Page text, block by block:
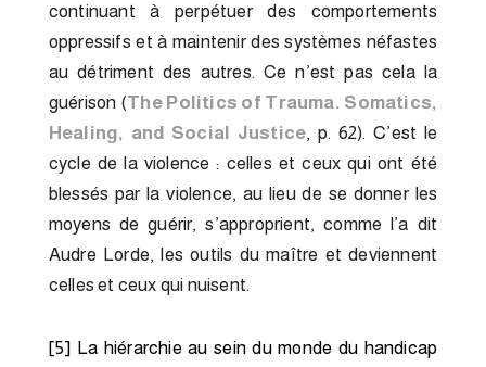
continuant à perpétuer des comportements
oppressifs et à maintenir des systèmes néfastes
au détriment des autres. Ce n’est pas cela la
guérison (The Politics of Trauma. Somatics,
Healing, and Social Justice, p. 62). C’est le
cycle de la violence : celles et ceux qui ont été
blessés par la violence, au lieu de se donner les
moyens de guérir, s’approprient, comme l’a dit
Audre Lorde, les outils du maître et deviennent
celles et ceux qui nuisent.
[5] La hiérarchie au sein du monde du handicap